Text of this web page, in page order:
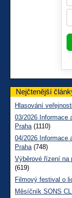
Nejčtenější
Hlasování
03/2026 Informace
Praha(1110)
04/2026 Informace
Praha(748)
Výběrové řízení na
(619)
Filmový festival o
Měsíčník SONS